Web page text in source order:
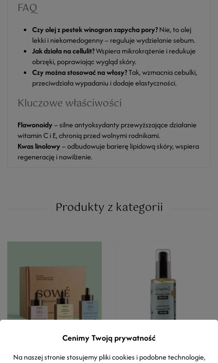
FAQ
Czy olej z pestek winogron zapycha pory?Nie, to olej
lekki i niekomedogenny – reguluje wydzielanie sebum.
Jak działa na cellulit?Wspiera mikrokrążenie i redukuje
obrzęki, poprawiając wygląd skóry.
Czy można stosować na włosy?Tak, wzmacnia cebulki,
przeciwdziała wypadaniu i dodaje elastyczności.
Kluczowe właściwości
Flawonoidy– silne antyoksydanty przewyższające działanie
witamin C i E, chronią przed wolnymi rodnikami.
Kwas linolowy– odbudowuje barierę lipidową skóry, wspiera
regenerację i nawilżenie.
Produkty z kategorii
SOWE BOTANIC LAB
Olejek z Awokado
Cenimy Twoją prywatność
Na naszej stronie stosujemy pliki cookies i podobne technologie,